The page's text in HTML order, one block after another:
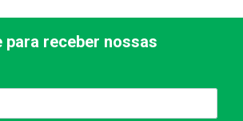
para receber nossas